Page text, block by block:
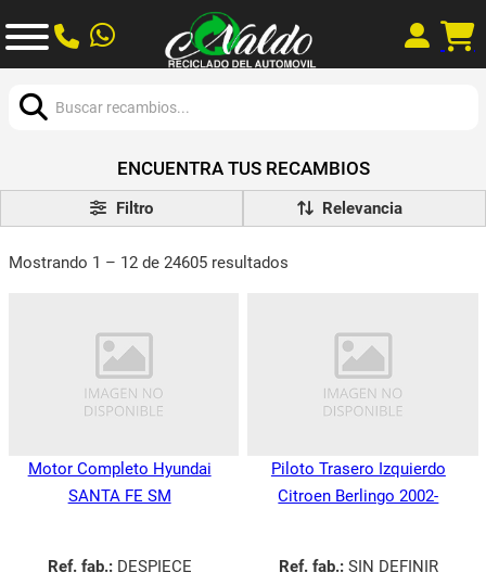
ENCUENTRA TUS RECAMBIOS
Filtro
Mostrando 1 – 12 de 24605 resultados
Motor Completo Hyundai
SANTA FE SM
Ref. fab.:DESPIECE
Piloto Trasero Izquierdo
Citroen Berlingo 2002-
Ref. fab.:SIN DEFINIR